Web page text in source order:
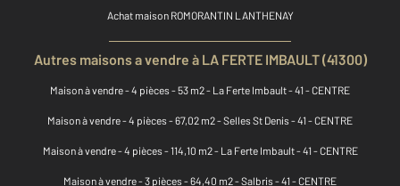
Achat maison ROMORANTIN LANTHENAY
Autres maisons a vendre à LA FERTE IMBAULT (41300)
Maison à vendre - 4 pièces - 53 m2 - La Ferte Imbault - 41 - CENTRE
Maison à vendre - 4 pièces - 67,02 m2 - Selles St Denis - 41 - CENTRE
Maison à vendre - 4 pièces - 114,10 m2 - La Ferte Imbault - 41 - CENTRE
Maison à vendre - 3 pièces - 64,40 m2 - Salbris - 41 - CENTRE